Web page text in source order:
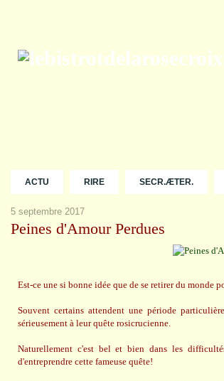
ACTU RIRE SECR.ÆTER.
5 septembre 2017
Peines d'Amour Perdues
Est-ce une si bonne idée que de se retirer du monde
Souvent certains attendent une période
sérieusement à leur quête rosicrucienne.
Naturellement c'est bel et bien dans les
d'entreprendre cette fameuse quête!